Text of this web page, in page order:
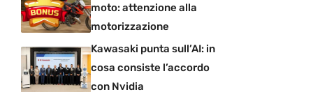
moto: attenzione alla
motorizzazione
Kawasaki punta sull’AI: in
cosa consiste l’accordo
con Nvidia